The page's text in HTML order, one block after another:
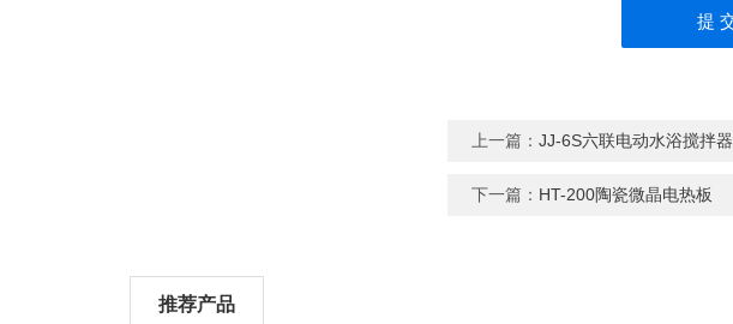
上一篇：JJ-6S六联电动水浴搅拌器
下一篇： HT-200陶瓷微晶电热板
推荐产品